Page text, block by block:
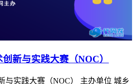
新与实践大赛（NOC）
与实践大赛（NOC） 主办单位 城乡